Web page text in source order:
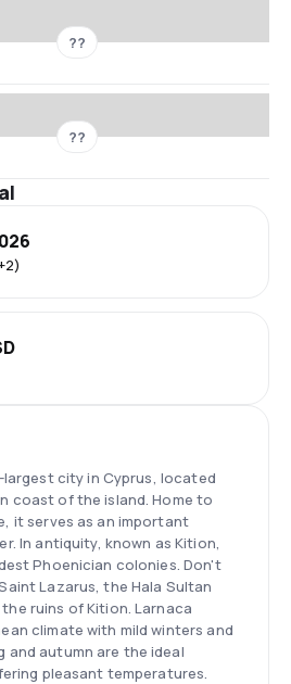
??
??
city in Cyprus, located
coast of the island. Home to
it serves as an important
In antiquity, known as Kition,
Phoenician colonies. Don't
Lazarus, the Hala Sultan
ruins of Kition. Larnaca
climate with mild winters and
and autumn are the ideal
pleasant temperatures.